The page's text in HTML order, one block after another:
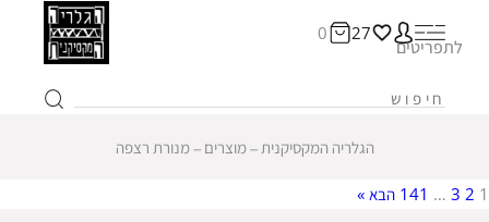
27
0
לתפריטים
הגלריה המקסיקנית ‒מוצרים ‒מנורת רצפה
1
2
3
…
141 הבא »